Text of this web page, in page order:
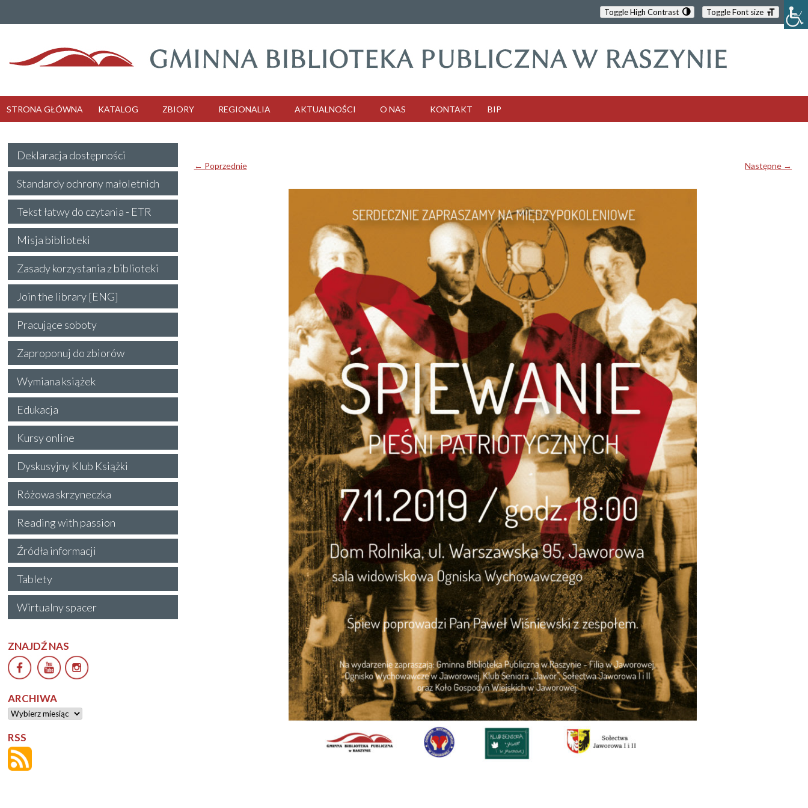
Toggle High Contrast Toggle Font size
STRONA GŁÓWNA KATALOG ZBIORY REGIONALIA AKTUALNOŚCI O NAS KONTAKT BIP
← Poprzednie Następne →
Deklaracja dostępności
Standardy ochrony małoletnich
Tekst łatwy do czytania - ETR
Misja biblioteki
Zasady korzystania z biblioteki
Join the library [ENG]
Pracujące soboty
Zaproponuj do zbiorów
Wymiana książek
Edukacja
Kursy online
Dyskusyjny Klub Książki
Różowa skrzyneczka
Reading with passion
Źródła informacji
Tablety
Wirtualny spacer
ZNAJDŹ NAS
ARCHIWA
Archiwa
RSS